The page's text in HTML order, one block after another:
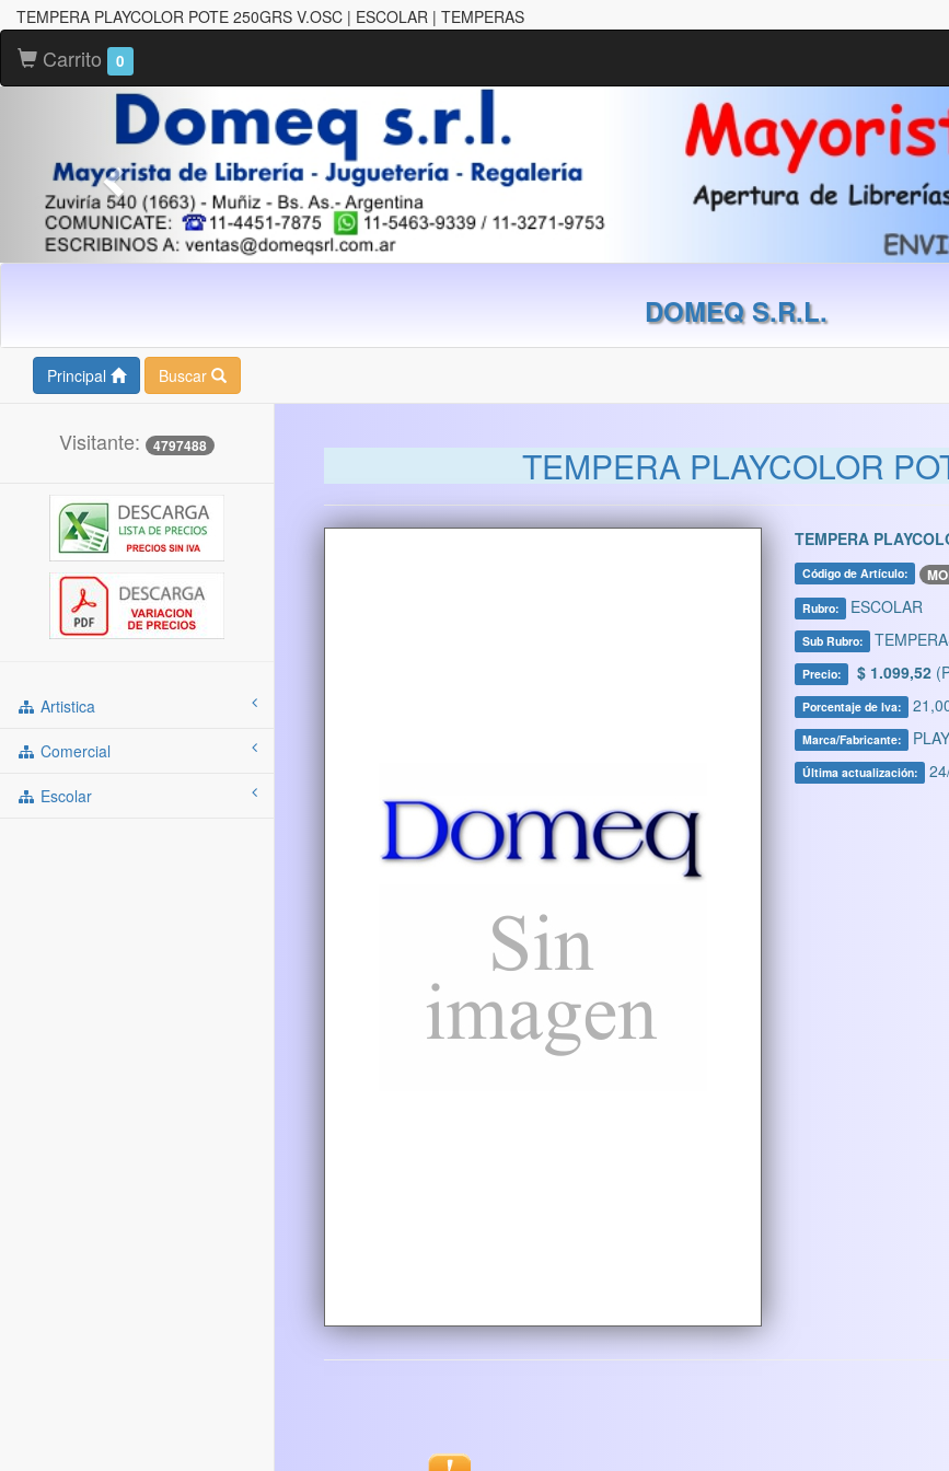
TEMPERA PLAYCOLOR POTE 250GRS V.OSC | ESCOLAR | TEMPERAS
Carrito 0
DOMEQ S.R.L.
Principal Buscar
Visitante: 4797488
Artistica
Comercial
Escolar
TEMPERA PLAYCOLOR
TEMPERA
Código de Artículo:
Rubro: ESCOLAR
Sub Rubro:
Precio: $ 1.099,52
Porcentaje de Iva:
Marca/Fabricante:
Última actualización: